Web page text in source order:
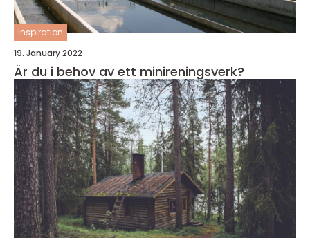
inspiration
19. January 2022
Är du i behov av ett minireningsverk?